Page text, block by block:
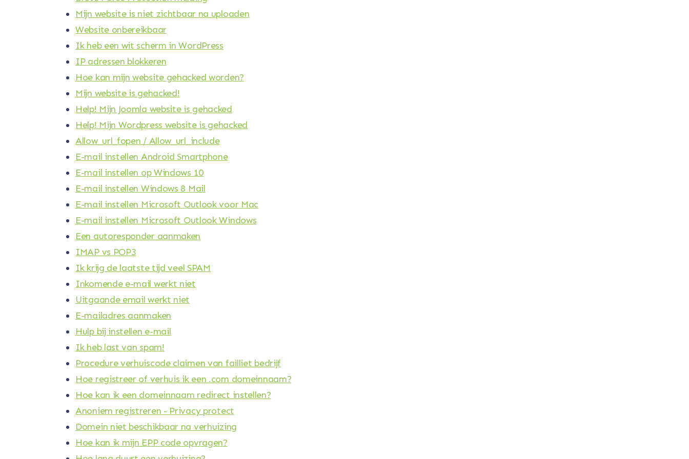
Mijn website is niet zichtbaar na uploaden
Website onbereikbaar
Ik heb een wit scherm in WordPress
IP adressen blokkeren
Hoe kan mijn website gehacked worden?
Mijn website is gehacked!
Help! Mijn Joomla website is gehacked
Help! Mijn Wordpress website is gehacked
Allow_url_fopen / Allow_url_include
E-mail instellen Android Smartphone
E-mail instellen op Windows 10
E-mail instellen Windows 8 Mail
E-mail instellen Microsoft Outlook voor Mac
E-mail instellen Microsoft Outlook Windows
Een autoresponder aanmaken
IMAP vs POP3
Ik krijg de laatste tijd veel SPAM
Inkomende e-mail werkt niet
Uitgaande email werkt niet
E-mailadres aanmaken
Hulp bij instellen e-mail
Ik heb last van spam!
Procedure verhuiscode claimen van failliet bedrijf
Hoe registreer of verhuis ik een .com domeinnaam?
Hoe kan ik een domeinnaam redirect instellen?
Anoniem registreren - Privacy protect
Domein niet beschikbaar na verhuizing
Hoe kan ik mijn EPP code opvragen?